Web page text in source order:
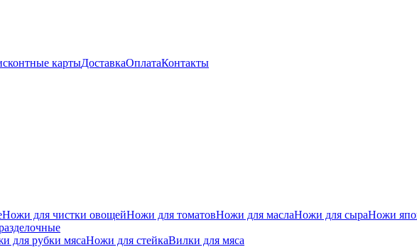
картыДоставкаОплатаКонтакты
Ножи для чистки овощейНожи для томатовНожи для маслаНожи для сыраНожи
для рубки мясаНожи для стейкаВилки для мяса